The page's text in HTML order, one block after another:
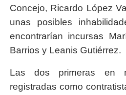
Concejo, Ricardo López
unas posibles
encontrarían incursas
Barrios y Leanis Gutiérrez.
Las dos primeras en
registradas como